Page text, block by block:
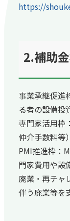
https://
2.補助
事業承継促進
る者の設備投
専門家活用枠
仲介手数料等
PMI推進枠：
門家費用や設
廃業・再チャ
伴う廃業等を